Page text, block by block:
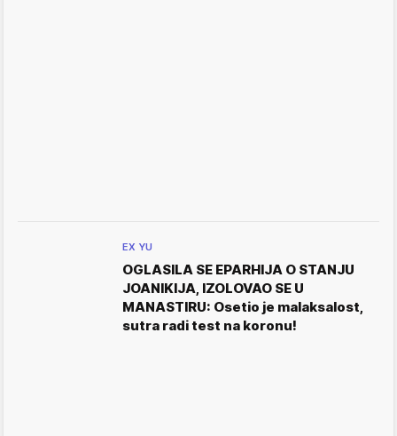
EX YU
OGLASILA SE EPARHIJA O STANJU
JOANIKIJA, IZOLOVAO SE U
MANASTIRU: Osetio je malaksalost,
sutra radi test na koronu!